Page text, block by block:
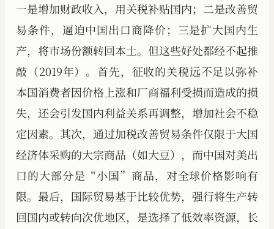
一是增加财政收入，用关税补贴国内；二是改善贸
易条件，逼迫中国出口商降价；三是扩大国内生
产，将市场份额转回本土。但这些好处都经不起推
敲（2019年）。首先，征收的关税远不足以弥补
本国消费者因价格上涨和厂商福利受损而造成的损
失，还会引发国内利益关系再调整，增加社会不稳
定因素。其次，通过加税改善贸易条件仅限于大国
经济体采购的大宗商品（如大豆），而中国对美出
口的大部分是“小国”商品，对全球价格影响有
限。最后，国际贸易基于比较优势，强行将生产转
回国内或转向次优地区，是选择了低效率资源，长